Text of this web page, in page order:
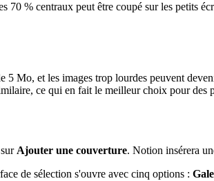
% centraux peut être coupé sur les petits
Mo, et les images trop lourdes peuvent
ce qui en fait le meilleur choix pour des
Ajouter une couverture. Notion insérera
de sélection s'ouvre avec cinq options :